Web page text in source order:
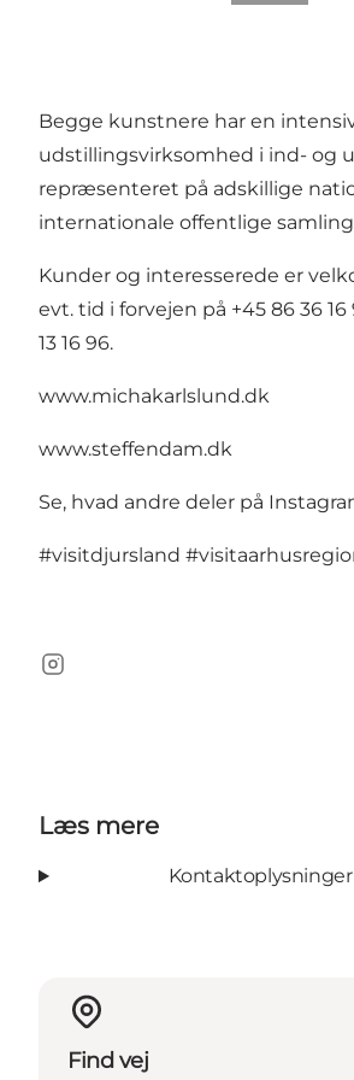
Begge kunstnere har en
udstillingsvirksomhed i ind- og
repræsenteret på adskillige
internationale offentlige
Kunder og interesserede er
evt. tid i forvejen på +45 86 36 16
13 16 96.
www.michakarlslund.dk
www.steffendam.dk
Se, hvad andre deler på
#visitdjursland
Instagram
Læs mere
Kontaktoplysninger
Find vej